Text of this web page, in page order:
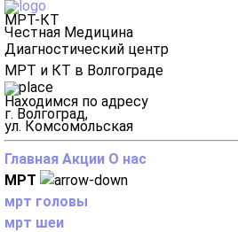
МРТ-КТ
Честная Медицина
Диагностический центр
МРТ и КТ в Волгограде
Находимся по адресу
г. Волгоград,
ул. Комсомольская
Главная Акции О нас
МРТ
мрт головы
мрт шеи